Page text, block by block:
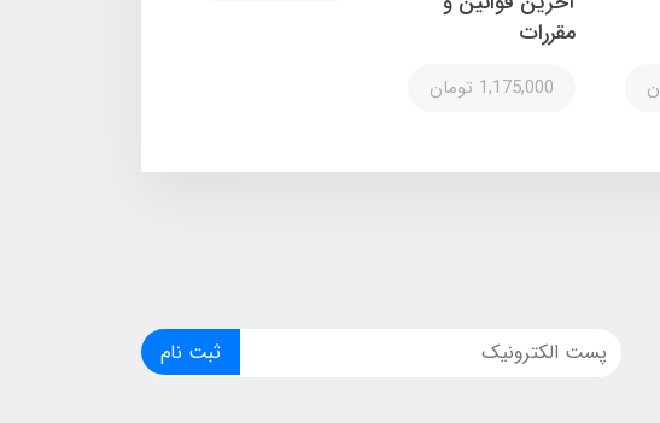
مقررات
1,175,000 تومان
ثبت نام